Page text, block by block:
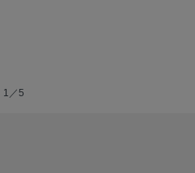
1／5